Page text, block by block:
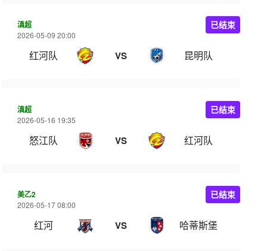
滇超
2026-05-09 20:00
红河队 VS 昆明队
已结束
滇超
2026-05-16 19:35
怒江队 VS 红河队
已结束
美乙2
2026-05-17 08:00
红河 VS 哈蒂斯堡
已结束